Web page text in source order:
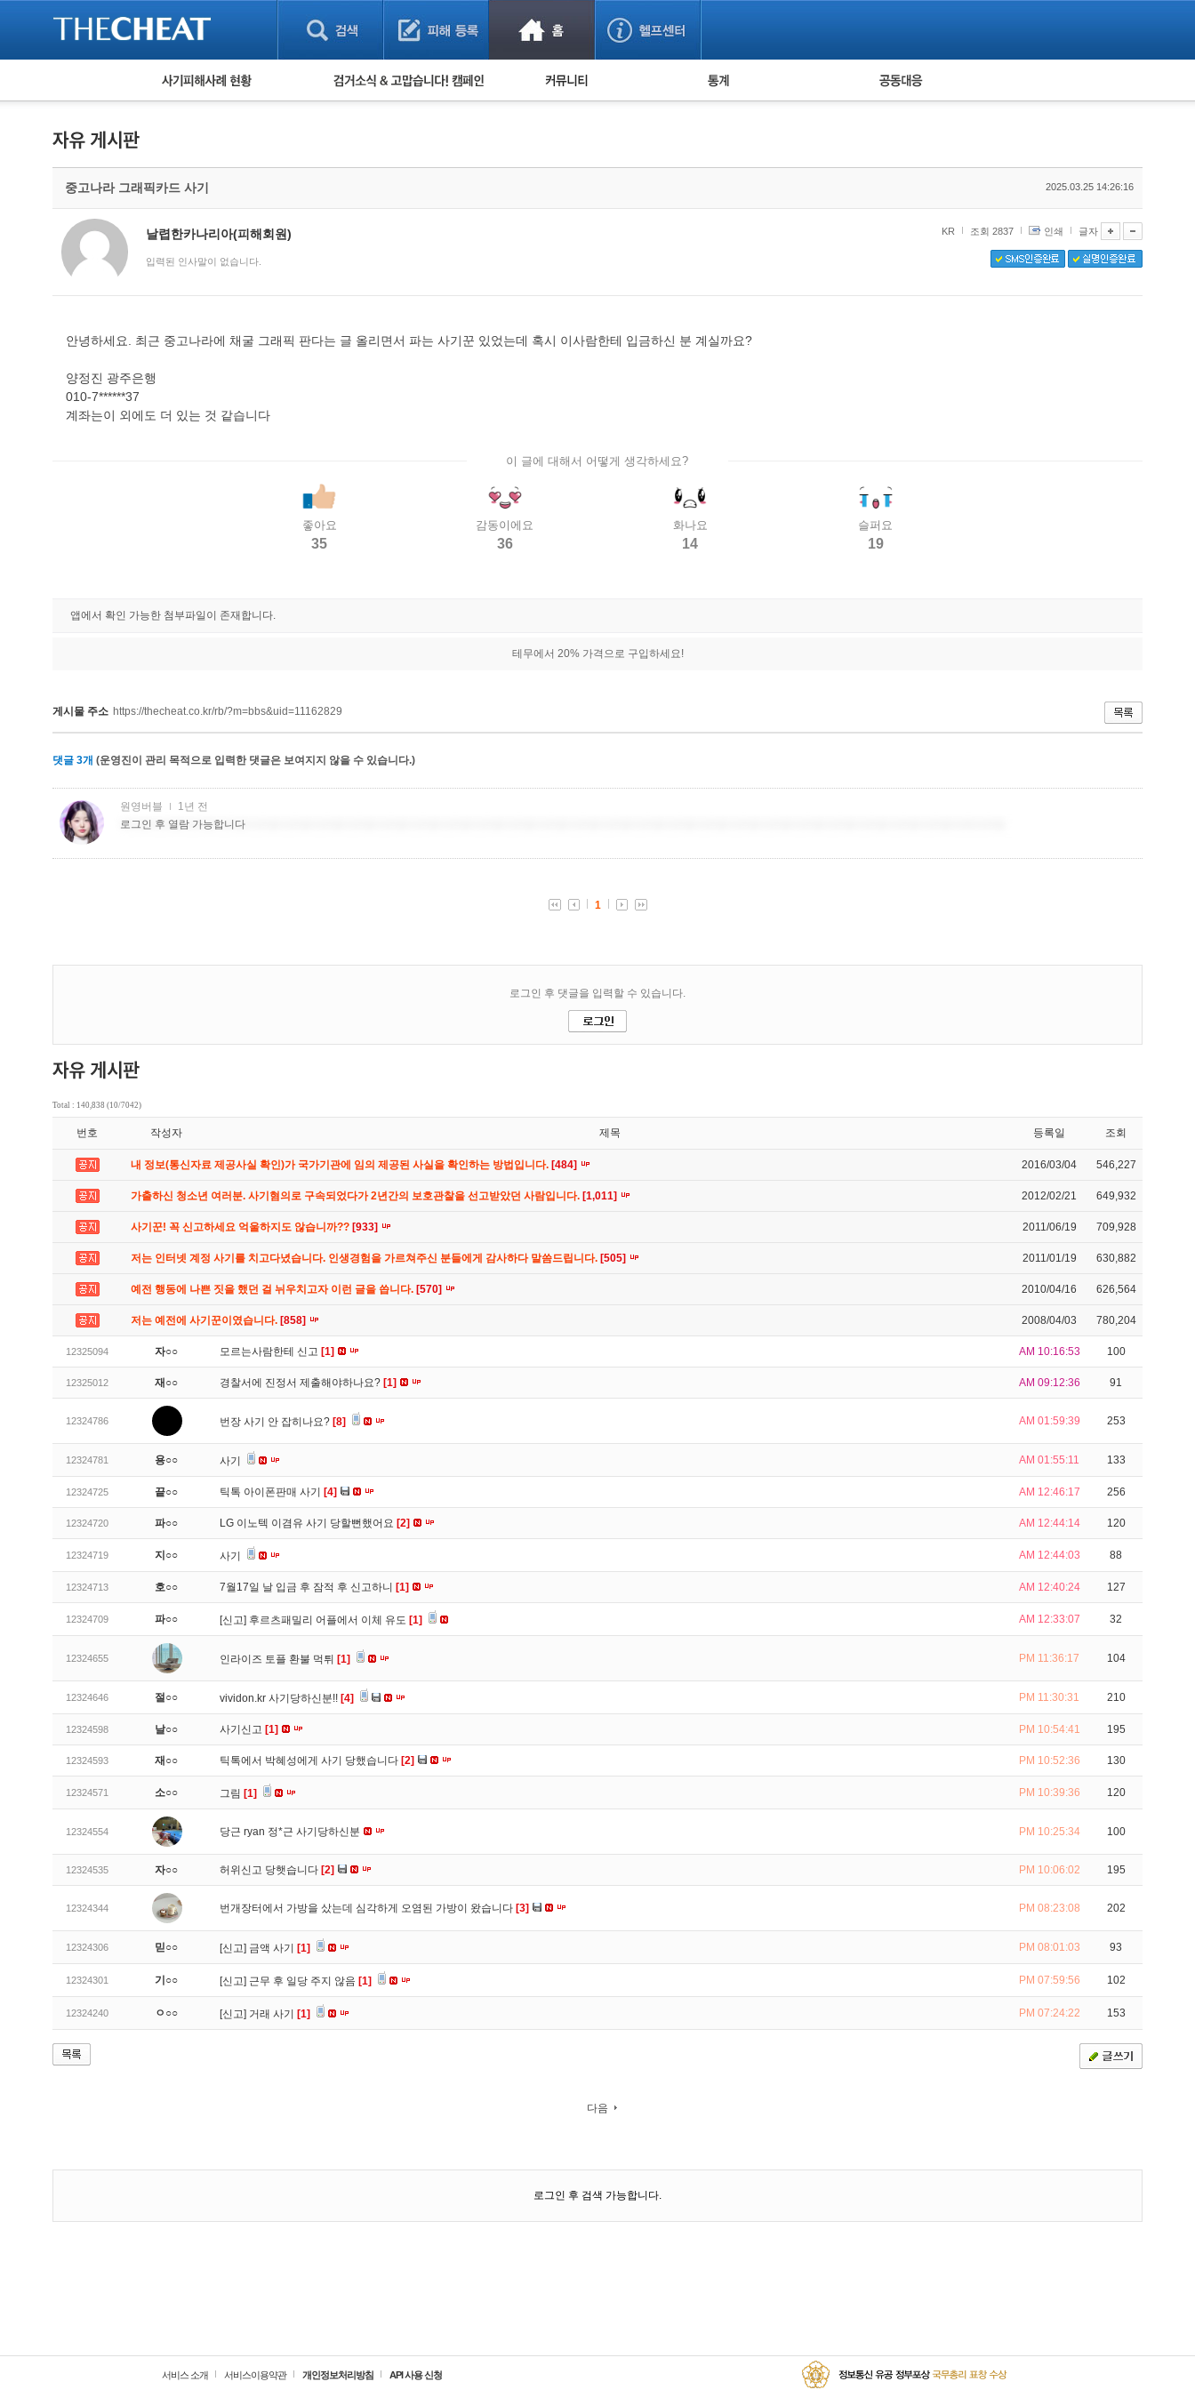
피해사례 현황
보이스피싱 피해사례
유해사이트 목록
비공개 피해사례
워킹홀리데이 피해사례
검거 소식 사기 예방했어요! 누적 피해사례 통계 피해자 공동대응
중고나라 그래픽카드 사기 2025.03.25 14:26:16
날렵한카나리아(피해회원)
입력된 인사말이 없습니다.
KR 조회 2837 인쇄 글자
안녕하세요. 최근 중고나라에 채굴 그래픽 판다는 글 올리면서 파는 사기꾼 있었는데 혹시 이사람한테 입금하신 분 계실까요?
양정진 광주은행
010-7******37
계좌는이 외에도 더 있는 것 같습니다
이 글에 대해서 어떻게 생각하세요?
좋아요
35
감동이에요
36
화나요
14
슬퍼요
19
앱에서 확인 가능한 첨부파일이 존재합니다.
테무에서 20% 가격으로 구입하세요!
게시물 주소 https://thecheat.co.kr/rb/?m=bbs&uid=11162829
댓글 3개 (운영진이 관리 목적으로 입력한 댓글은 보여지지 않을 수 있습니다.)
Total : 140,838 (10/7042)
번호 작성자 제목 등록일 조회
내 정보(통신자료 제공사실 확인)가 국가기관에 임의 제공된 사실을 확인하는 방법입니다. [484] 2016/03/04 546,227
가출하신 청소년 여러분. 사기혐의로 구속되었다가 2년간의 보호관찰을 선고받았던 사람입니다. [1,011] 2012/02/21 649,932
사기꾼! 꼭 신고하세요 억울하지도 않습니까?? [933] 2011/06/19 709,928
저는 인터넷 계정 사기를 치고다녔습니다. 인생경험을 가르쳐주신 분들에게 감사하다 말씀드립니다. [505] 2011/01/19 630,882
예전 행동에 나쁜 짓을 했던 걸 뉘우치고자 이런 글을 씁니다. [570] 2010/04/16 626,564
저는 예전에 사기꾼이였습니다. [858] 2008/04/03 780,204
12325094 자○○ 모르는사람한테 신고 [1] AM 10:16:53 100
12325012 재○○ 경찰서에 진정서 제출해야하나요? [1] AM 09:12:36 91
12324786 번장 사기 안 잡히나요? [8] AM 01:59:39 253
12324781 용○○ 사기 AM 01:55:11 133
12324725 끝○○ 틱톡 아이폰판매 사기 [4] AM 12:46:17 256
12324720 파○○ LG 이노텍 이겸유 사기 당할뻔했어요 [2] AM 12:44:14 120
12324719 지○○ 사기 AM 12:44:03 88
12324713 호○○ 7월17일 날 입금 후 잠적 후 신고하니 [1] AM 12:40:24 127
12324709 파○○ [신고] 후르츠패밀리 어플에서 이체 유도 [1] AM 12:33:07 32
12324655 인라이즈 토플 환불 먹튀 [1] PM 11:36:17 104
12324646 절○○ vividon.kr 사기당하신분!! [4] PM 11:30:31 210
12324598 날○○ 사기신고 [1] PM 10:54:41 195
12324593 재○○ 틱톡에서 박혜성에게 사기 당했습니다 [2] PM 10:52:36 130
12324571 소○○ 그림 [1] PM 10:39:36 120
12324554 당근 ryan 정*근 사기당하신분 PM 10:25:34 100
12324535 자○○ 허위신고 당햇습니다 [2] PM 10:06:02 195
12324344 번개장터에서 가방을 샀는데 심각하게 오염된 가방이 왔습니다 [3] PM 08:23:08 202
12324306 믿○○ [신고] 금액 사기 [1] PM 08:01:03 93
12324301 기○○ [신고] 근무 후 일당 주지 않음 [1] PM 07:59:56 102
12324240 ㅇ○○ [신고] 거래 사기 [1] PM 07:24:22 153
다음
로그인 후 검색 가능합니다.
서비스 소개 서비스이용약관 개인정보처리방침 API 사용 신청